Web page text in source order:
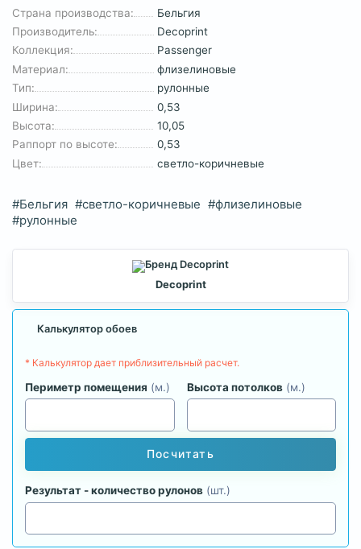
Страна производства:
Бельгия
Производитель:
Decoprint
Коллекция:
Passenger
Материал:
флизелиновые
Тип:
рулонные
Ширина:
0,53
Высота:
10,05
Раппорт по высоте:
0,53
Цвет:
светло-коричневые
#Бельгия #светло-коричневые #флизелиновые
#рулонные
Decoprint
Калькулятор обоев
* Калькулятор дает приблизительный расчет.
Периметр помещения (м.) Высота потолков (м.)
Посчитать
Результат - количество рулонов (шт.)